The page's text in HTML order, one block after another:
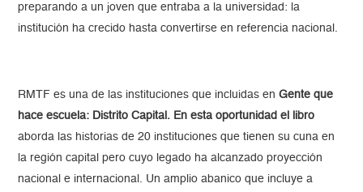
preparando a un joven que entraba a la universidad: la
institución ha crecido hasta convertirse en referencia nacional.
RMTF es una de las instituciones que incluidas enGente que
hace escuela: Distrito Capital. En esta oportunidad el libro
aborda las historias de 20 instituciones que tienen su cuna en
la región capital pero cuyo legado ha alcanzado proyección
nacional e internacional. Un amplio abanico que incluye a